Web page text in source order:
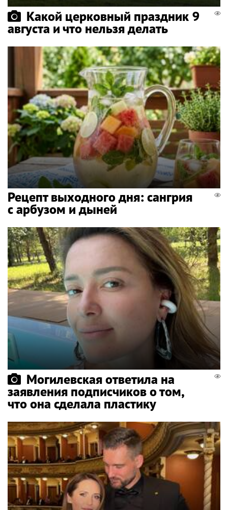
Какой церковный праздник 9
августа и что нельзя делать
Рецепт выходного дня: сангрия
с арбузом и дыней
Могилевская ответила на
заявления подписчиков о том,
что она сделала пластику